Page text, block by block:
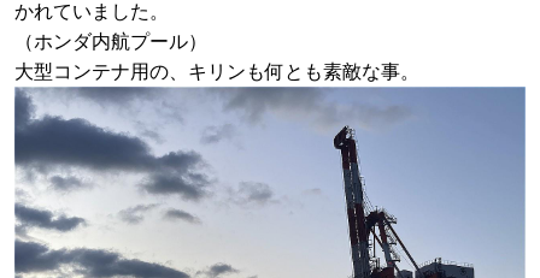
かれていました。
（ホンダ内航プール）
大型コンテナ用の、キリンも何とも素敵な事。